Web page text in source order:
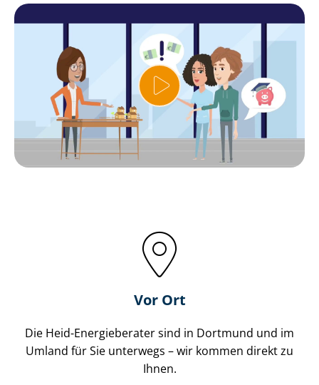
Vor Ort
Die Heid-Energieberater sind in Dortmund und im
Umland für Sie unterwegs – wir kommen direkt zu
Ihnen.